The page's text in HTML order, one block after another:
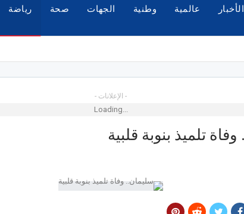
عالمية وطنية الجهات صحة رياضة
- الإعلانات -
Loading...
تلميذ بنوبة قلبية
الهندي